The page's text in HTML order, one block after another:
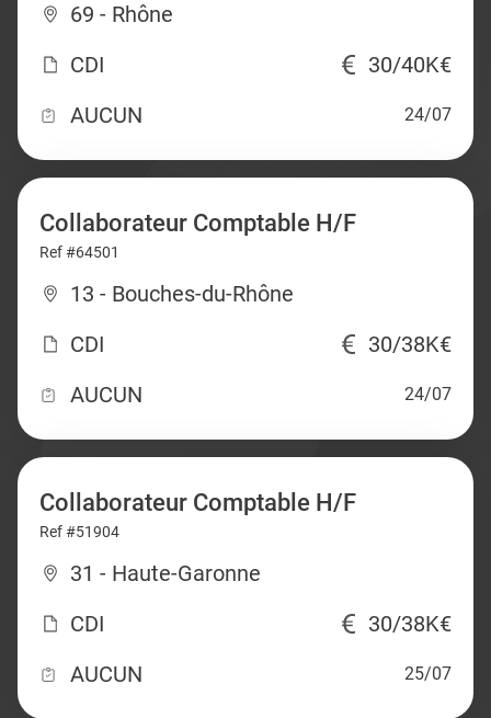
69 - Rhône
CDI
30/40K€
AUCUN
24/07
Collaborateur Comptable H/F
Ref #64501
13 - Bouches-du-Rhône
CDI
30/38K€
AUCUN
24/07
Collaborateur Comptable H/F
Ref #51904
31 - Haute-Garonne
CDI
30/38K€
AUCUN
25/07